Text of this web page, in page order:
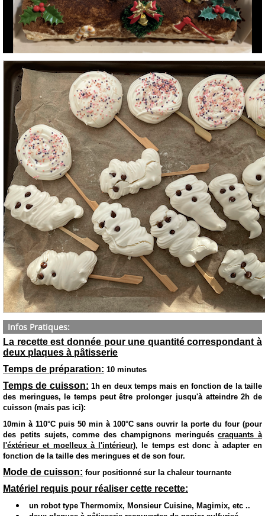
Infos Pratiques:
La recette est donnée pour une quantité correspondant à
deux plaques à pâtisserie
Temps de préparation: 10 minutes
Temps de cuisson: 1h en deux temps mais en fonction de la taille
des meringues, le temps peut être prolonger jusqu'à atteindre 2h de
cuisson (mais pas ici):
10min à 110°C puis 50 min à 100°C sans ouvrir la porte du four (pour
des petits sujets, comme des champignons meringuéscraquants à
l'éxtérieur et moelleux à l'intérieur), le temps est donc à adapter en
fonction de la taille des meringues et de son four.
Mode de cuisson: four positionné sur la chaleur tournante
Matériel requis pour réaliser cette recette:
un robot type Thermomix, Monsieur Cuisine, Magimix, etc ..